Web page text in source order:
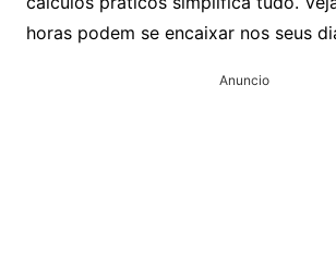
horas podem se encaixar nos seus
Anuncio